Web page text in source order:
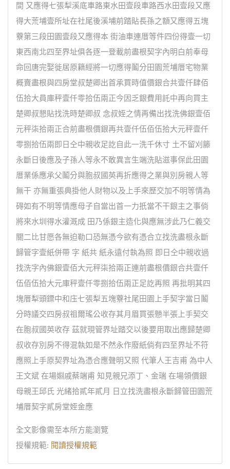
間 又應得七張犁溪底車路東水田壹段車路西水田壹段又應
得大荒埔壹所址在社尾後溪埔前踏貼長孫之額又應得五塊
藔第三段田園壹段又應得本 街油車連厝等件四份得壹一切
東西南北四至界址俱各逐一登載前盡根契字內明白前奉母
命回唐完娶徙居原籍經將一切應得鬮分田園荒埔厝宅物業
概賣盡根與四房堂叔楚卿出首承買時值價銀合共壹仟肆佰
伍拾大員庫秤壹仟零拾伍兩正今因乏銀費用託中再向買主
楚卿叔懇貼找洗時楚卿叔 念叔姪之情再備出找洗佛銀壹佰
元秤柒拾兩正合前盡根價銀再共壹仟伍佰伍拾大元秤壹仟
零捌拾伍兩即日仝中親收足訖自此一洗千休寸 土不留刈籐
永斷日後應及子孫人等永不敢異言生端洗貼滋事保此田園
厝業係應承父鬮分與胞叔國英再折應得之業與別房親人等
無干 亦無重張典掛他人財物以及上手來歷交加不明等情為
碍如有不明等情應母子自當出首一力扺當不干銀主之事倘
將來水圳得水灌溉成 田乃係銀主造化與應無涉此乃仁義交
關二比甘愿各無迫勒口恐無憑今欲有憑合立找洗盡根永斷
歸管字壹紙併帶 字 紙共 紙永遠付執為照 即日仝中親收過
找洗字內佛銀壹佰大元秤柒拾兩正連前盡根價銀合共壹仟
伍佰伍拾大元庫秤壹仟零捌拾伍兩正足訖再照 再批明其四
塊厝犁頭鏢中和庒七張犁五塊藔社尾田園上手契字當日鬮
分時議交四房叔祖爾瑤公收存其月眉買張戅半張上手契交
在胞叔國英收存 茲就現管界址踏交以後要用取出應歸楚卿
叔收存別房不得混執如是不然永作廢紙倘有四至界址不符
應照上手原契界址為憑合應聲明又照 代筆人王吉甫 為中人
王文斌 在場婣戚蔡端甫 知見親兄添丁、金瑞 在場領價銀
母親王邱氏 光緒拾貳年貳月 日立找洗盡根永斷歸管田園荒
埔厝契字貳房堂姪金應
全文影像需至本所方能瀏覽
授權規範: 閱讀授權規範